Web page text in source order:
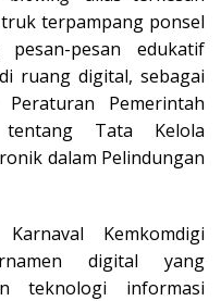
terpampang ponsel
pesan edukatif
ruang digital, sebagai
Pemerintah
Tata Kelola
dalam Pelindungan
Kemkomdigi
digital yang
teknologi informasi